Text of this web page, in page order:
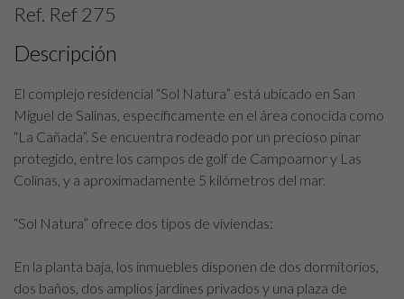
Ref. Ref 275
Descripción
El complejo residencial “Sol Natura” está ubicado en San
Miguel de Salinas, específicamente en el área conocida como
“La Cañada”. Se encuentra rodeado por un precioso pinar
protegido, entre los campos de golf de Campoamor y Las
Colinas, y a aproximadamente 5 kilómetros del mar.
“Sol Natura” ofrece dos tipos de viviendas:
En la planta baja, los inmuebles disponen de dos dormitorios,
dos baños, dos amplios jardines privados y una plaza de